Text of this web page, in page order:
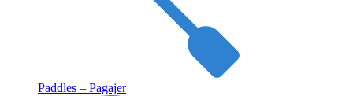
Paddles – Pagajer